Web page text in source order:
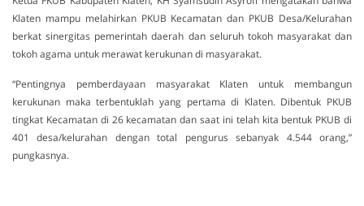
Klaten mampu melahirkan PKUB Kecamatan dan PKUB Desa/Kelurahan
berkat sinergitas pemerintah daerah dan seluruh tokoh masyarakat dan
tokoh agama untuk merawat kerukunan di masyarakat.
“Pentingnya pemberdayaan masyarakat Klaten untuk membangun
kerukunan maka terbentuklah yang pertama di Klaten. Dibentuk PKUB
tingkat Kecamatan di 26 kecamatan dan saat ini telah kita bentuk PKUB di
401 desa/kelurahan dengan total pengurus sebanyak 4.544 orang,”
pungkasnya.